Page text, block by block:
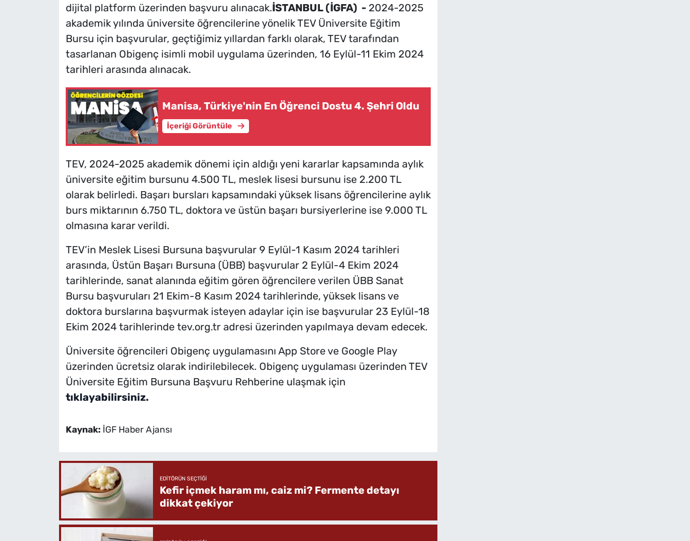
dijital platform üzerinden başvuru alınacak.İSTANBUL (İGFA) - 2024-2025
akademik yılında üniversite öğrencilerine yönelik TEV Üniversite Eğitim
Bursu için başvurular, geçtiğimiz yıllardan farklı olarak, TEV tarafından
tasarlanan Obigenç isimli mobil uygulama üzerinden, 16 Eylül-11 Ekim 2024
tarihleri arasında alınacak.
Manisa, Türkiye'nin En Öğrenci Dostu 4. Şehri Oldu
İçeriği Görüntüle
TEV, 2024-2025 akademik dönemi için aldığı yeni kararlar kapsamında aylık
üniversite eğitim bursunu 4.500 TL, meslek lisesi bursunu ise 2.200 TL
olarak belirledi. Başarı bursları kapsamındaki yüksek lisans öğrencilerine aylık
burs miktarının 6.750 TL, doktora ve üstün başarı bursiyerlerine ise 9.000 TL
olmasına karar verildi.
TEV’in Meslek Lisesi Bursuna başvurular 9 Eylül-1 Kasım 2024 tarihleri
arasında, Üstün Başarı Bursuna (ÜBB) başvurular 2 Eylül-4 Ekim 2024
tarihlerinde, sanat alanında eğitim gören öğrencilere verilen ÜBB Sanat
Bursu başvuruları 21 Ekim-8 Kasım 2024 tarihlerinde, yüksek lisans ve
doktora burslarına başvurmak isteyen adaylar için ise başvurular 23 Eylül-18
Ekim 2024 tarihlerinde tev.org.tr adresi üzerinden yapılmaya devam edecek.
Üniversite öğrencileri Obigenç uygulamasını App Store ve Google Play
üzerinden ücretsiz olarak indirilebilecek. Obigenç uygulaması üzerinden TEV
Üniversite Eğitim Bursuna Başvuru Rehberine ulaşmak için
tıklayabilirsiniz.
Kaynak: İGF Haber Ajansı
EDITÖRÜN SEÇTIĞI
Kefir içmek haram mı, caiz mi? Fermente detayı
dikkat çekiyor